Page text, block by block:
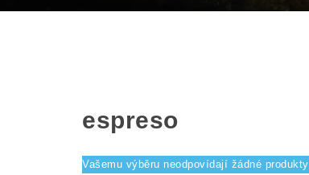
espreso
Vašemu výběru neodpovídají žádné produkty.